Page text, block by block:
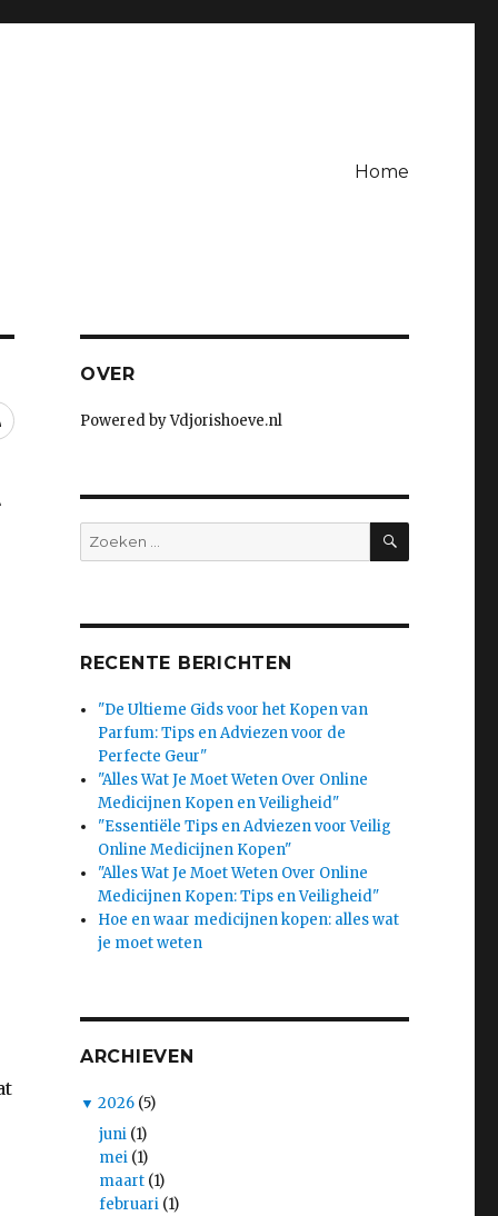
Home
RSS
OVER
Powered by Vdjorishoeve.nl
Search
for:
SEARCH
RECENTE BERICHTEN
"De Ultieme Gids voor het Kopen van
Parfum: Tips en Adviezen voor de
Perfecte Geur"
"Alles Wat Je Moet Weten Over Online
Medicijnen Kopen en Veiligheid"
"Essentiële Tips en Adviezen voor Veilig
Online Medicijnen Kopen"
"Alles Wat Je Moet Weten Over Online
Medicijnen Kopen: Tips en Veiligheid"
Hoe en waar medicijnen kopen: alles wat
je moet weten
ARCHIEVEN
▼ 2026 (5)
juni (1)
mei (1)
maart (1)
februari (1)